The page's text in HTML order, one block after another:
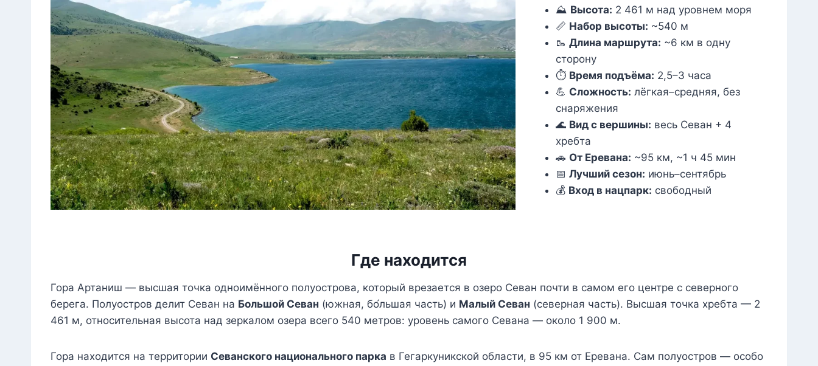
⛰️ Высота: 2 461 м над уровнем моря
📏 Набор высоты: ~540 м
🥾 Длина маршрута: ~6 км в одну
сторону
⏱️ Время подъёма: 2,5–3 часа
💪 Сложность: лёгкая–средняя, без
снаряжения
🌊 Вид с вершины: весь Севан + 4
хребта
🚗 От Еревана: ~95 км, ~1 ч 45 мин
📅 Лучший сезон: июнь–сентябрь
💰 Вход в нацпарк: свободный
Где находится
Гора Артаниш — высшая точка одноимённого полуострова, который врезается в озеро Севан почти в самом его центре с северного
берега. Полуостров делит Севан на Большой Севан (южная, бо́льшая часть) и Малый Севан (северная часть). Высшая точка хребта — 2
461 м, относительная высота над зеркалом озера всего 540 метров: уровень самого Севана — около 1 900 м.
Гора находится на территории Севанского национального парка в Гегаркуникской области, в 95 км от Еревана. Сам полуостров — особо